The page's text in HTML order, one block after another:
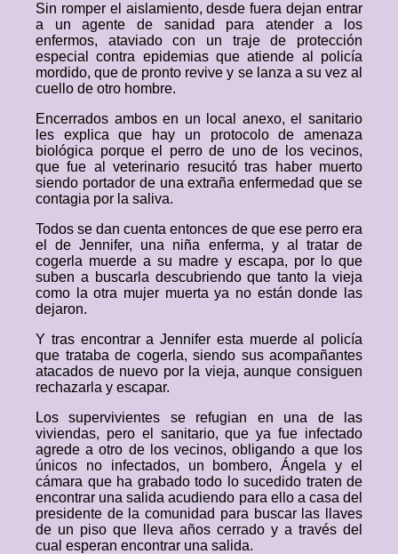
Sin romper el aislamiento, desde fuera dejan entrar
a un agente de sanidad para atender a los
enfermos, ataviado con un traje de protección
especial contra epidemias que atiende al policía
mordido, que de pronto revive y se lanza a su vez al
cuello de otro hombre.
Encerrados ambos en un local anexo, el sanitario
les explica que hay un protocolo de amenaza
biológica porque el perro de uno de los vecinos,
que fue al veterinario resucitó tras haber muerto
siendo portador de una extraña enfermedad que se
contagia por la saliva.
Todos se dan cuenta entonces de que ese perro era
el de Jennifer, una niña enferma, y al tratar de
cogerla muerde a su madre y escapa, por lo que
suben a buscarla descubriendo que tanto la vieja
como la otra mujer muerta ya no están donde las
dejaron.
Y tras encontrar a Jennifer esta muerde al policía
que trataba de cogerla, siendo sus acompañantes
atacados de nuevo por la vieja, aunque consiguen
rechazarla y escapar.
Los supervivientes se refugian en una de las
viviendas, pero el sanitario, que ya fue infectado
agrede a otro de los vecinos, obligando a que los
únicos no infectados, un bombero, Ángela y el
cámara que ha grabado todo lo sucedido traten de
encontrar una salida acudiendo para ello a casa del
presidente de la comunidad para buscar las llaves
de un piso que lleva años cerrado y a través del
cual esperan encontrar una salida.